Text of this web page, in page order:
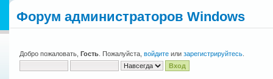
Форум администраторов Windows
Добро пожаловать, Гость . Пожалуйста, войдите или зарегистрируйтесь